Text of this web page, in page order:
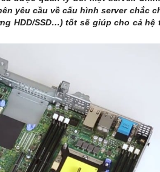
yêu cầu vềcấu hình serverchắc
HDD/SSD…) tốt sẽ giúp cho cả hệ